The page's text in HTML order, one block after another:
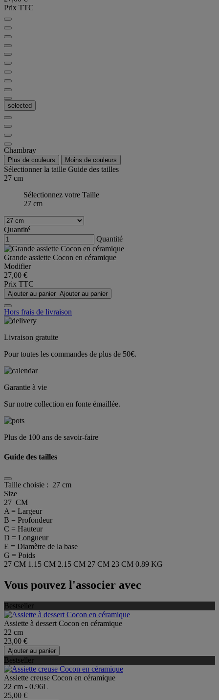
Prix TTC
selected
Chambray
Plus de couleurs Moins de couleurs
Sélectionner la taille Guide des tailles
27 cm
Sélectionnez votre Taille
27 cm
Quantité
Quantité
Grande assiette Cocon en céramique
Modifier
27,00 €
Prix TTC
Ajouter au panier Ajouter au panier
Hors frais de livraison
Livraison gratuite
Pour toutes les commandes de plus de 50€.
Garantie à vie
Sur notre collection en fonte émaillée.
Plus de 100 ans de savoir-faire
Guide des tailles
Taille choisie : 27 cm
Size
27 CM
A = Largeur
B = Profondeur
C = Hauteur
D = Longueur
E = Diamètre de la base
G = Poids
27 CM 1.15 CM 2.15 CM 27 CM 23 CM 0.89 KG
Vous pouvez l'associer avec
Bestseller
Assiette à dessert Cocon en céramique
22 cm
23,00 €
Ajouter au panier
Bestseller
Assiette creuse Cocon en céramique
22 cm - 0.96L
25,00 €